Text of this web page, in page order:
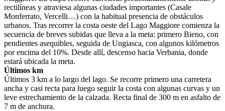
rectilíneas y atraviesa algunas ciudades importantes (Casale
Monferrato, Vercelli…) con la habitual presencia de obstáculos
urbanos. Tras recorrer la costa oeste del Lago Maggiore comienza la
secuencia de breves subidas que lleva a la meta: primero Bieno, con
pendientes asequibles, seguida de Ungiasca, con algunos kilómetros
por encima del 10%. Desde allí, descenso hacia Verbania, donde
estará ubicada la meta.
Últimos km
Últimos 3 km a lo largo del lago. Se recorre primero una carretera
ancha y casi recta para luego seguir la costa con algunas curvas y un
leve estrechamiento de la calzada. Recta final de 300 m en asfalto de
7 m de anchura.